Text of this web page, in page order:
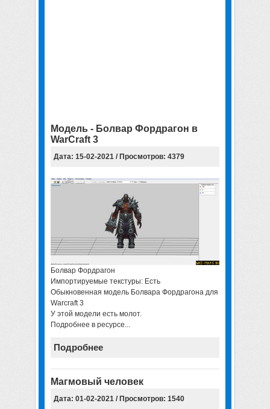
Модель - Болвар Фордрагон в
WarCraft 3
Дата: 15-02-2021 / Просмотров: 4379
Болвар Фордрагон
Импортируемые текстуры: Есть
Обыкновенная модель Болвара Фордрагона для
Warcraft 3
У этой модели есть молот.
Подробнее в ресурсе...
Подробнее
Магмовый человек
Дата: 01-02-2021 / Просмотров: 1540